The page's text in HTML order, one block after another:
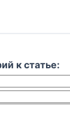
к статье: